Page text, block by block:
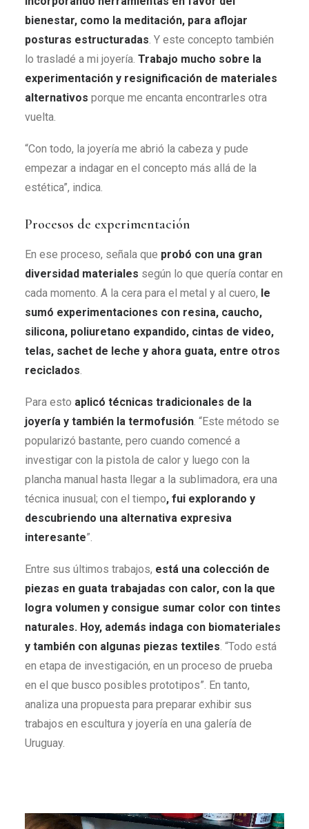
bienestar, como la meditación, para aflojar
posturas estructuradas. Y este concepto también
lo trasladé a mi joyería. Trabajo mucho sobre la
experimentación y resignificación de materiales
alternativos porque me encanta encontrarles otra
vuelta.
“Con todo, la joyería me abrió la cabeza y pude
empezar a indagar en el concepto más allá de la
estética”, indica.
Procesos de experimentación
En ese proceso, señala que probó con una gran
diversidad materiales según lo que quería contar en
cada momento. A la cera para el metal y al cuero, le
sumó experimentaciones con resina, caucho,
silicona, poliuretano expandido, cintas de video,
telas, sachet de leche y ahora guata, entre otros
reciclados.
Para esto aplicó técnicas tradicionales de la
joyería y también la termofusión. “Este método se
popularizó bastante, pero cuando comencé a
investigar con la pistola de calor y luego con la
plancha manual hasta llegar a la sublimadora, era una
técnica inusual; con el tiempo, fui explorando y
descubriendo una alternativa expresiva
interesante”.
Entre sus últimos trabajos, está una colección de
piezas en guata trabajadas con calor, con la que
logra volumen y consigue sumar color con tintes
naturales. Hoy, además indaga con biomateriales
y también con algunas piezas textiles. “Todo está
en etapa de investigación, en un proceso de prueba
en el que busco posibles prototipos”. En tanto,
analiza una propuesta para preparar exhibir sus
trabajos en escultura y joyería en una galería de
Uruguay.